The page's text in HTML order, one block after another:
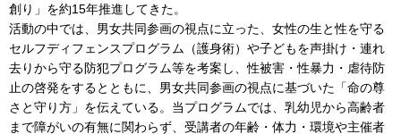
創り」を約15年推進してきた。
活動の中では、男女共同参画の視点に立った、女性の生と性を守る
セルフディフェンスプログラム（護身術）や子どもを声掛け・連れ
去りから守る防犯プログラム等を考案し、性被害・性暴力・虐待防
止の啓発をするとともに、男女共同参画の視点に基づいた「命の尊
さと守り方」を伝えている。当プログラムでは、乳幼児から高齢者
まで障がいの有無に関わらず、受講者の年齢・体力・環境や主催者